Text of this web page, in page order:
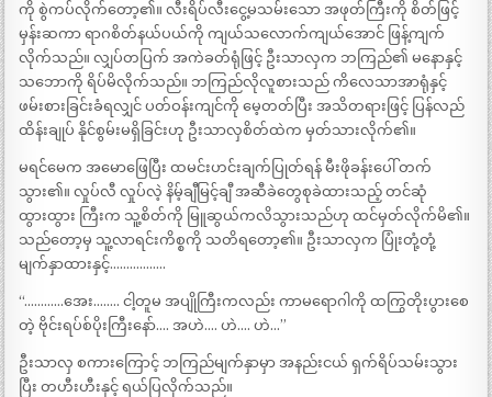
ကို စွဲကပ်လိုက်တော့၏။ လီးရိပ်လီးငွေ့မသမ်းသော အဖုတ်ကြီးကို စိတ်ဖြင့်
မှန်းဆကာ ရာဂစိတ်နယ်ပယ်ကို ကျယ်သလောက်ကျယ်အောင် ဖြန့်ကျက်
လိုက်သည်။ လျှပ်တပြက် အကဲခတ်ရုံဖြင့် ဦးသာလှက ဘကြည်၏ မနောနှင့်
သဘောကို ရိပ်မိလိုက်သည်။ ဘကြည်လိုလူစားသည် ကိလေသာအာရုံနှင့်
ဖမ်းစားခြင်းခံရလျှင် ပတ်ဝန်းကျင်ကို မေ့တတ်ပြီး အသိတရားဖြင့် ပြန်လည်
ထိန်းချုပ် နိုင်စွမ်းမရှိခြင်းဟု ဦးသာလှစိတ်ထဲက မှတ်သားလိုက်၏။
မရင်မေက အမောဖြေပြီး ထမင်းဟင်းချက်ပြုတ်ရန် မီးဖိုခန်းပေါ် တက်
သွား၏။ လှုပ်လီ လှုပ်လဲ့ နိမ့်ချီမြင့်ချီ အဆီခဲတွေစုခဲထားသည့် တင်ဆုံ
ထွားထွား ကြီးက သူ့စိတ်ကို မြူဆွယ်ကလိသွားသည်ဟု ထင်မှတ်လိုက်မိ၏။
သည်တော့မှ သူ့လာရင်းကိစ္စကို သတိရတော့၏။ ဦးသာလှက ပြုံးတုံ့တုံ့
မျက်နှာထားနှင့်……………..
“…………အေး…….. ငါ့တူမ အပျိုကြီးကလည်း ကာမရောဂါကို ထကြွတိုးပွားစေ
တဲ့ ဗိုင်းရပ်စ်ပိုးကြီးနော်…. အဟဲ…. ဟဲ…. ဟဲ…”
ဦးသာလှ စကားကြောင့် ဘကြည်မျက်နှာမှာ အနည်းငယ် ရှက်ရိပ်သမ်းသွား
ပြီး တဟီးဟီးနှင့် ရယ်ပြလိုက်သည်။